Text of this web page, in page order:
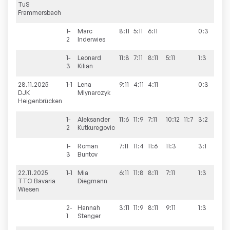
TuS
Frammersbach
1-
2
Marc
Inderwies
8:11 5:11 6:11 0:3
1-
3
Leonard
Kilian
11:8 7:11 8:11 5:11 1:3
28.11.2025
DJK
Heigenbrücken
1-1
Lena
Mlynarczyk
9:11 4:11 4:11 0:3
1-
2
Aleksander
Kutkuregovic
11:6 11:9 7:11 10:12 11:7 3:2
1-
3
Roman
Buntov
7:11 11:4 11:6 11:3 3:1
22.11.2025
TTC Bavaria
Wiesen
1-1
Mia
Diegmann
6:11 11:8 8:11 7:11 1:3
2-
1
Hannah
Stenger
3:11 11:9 8:11 9:11 1:3